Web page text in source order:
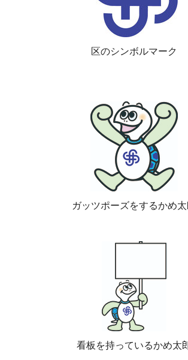
区のシンボルマーク
ガッツポーズをするかめ
看板を持っているかめ太